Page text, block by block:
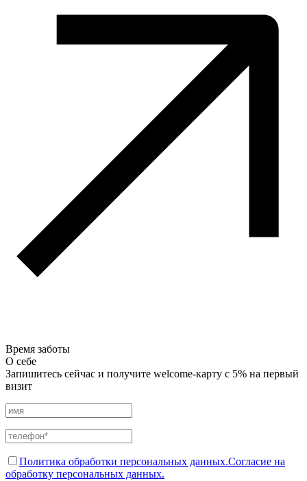
Время заботы
О себе
Запишитесь сейчас и получите welcome-карту с 5% на первый
визит
Политика обработки персональных данных.Согласие на
обработку персональных данных.